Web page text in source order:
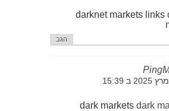
darknet markets links
הגב
dark markets dark